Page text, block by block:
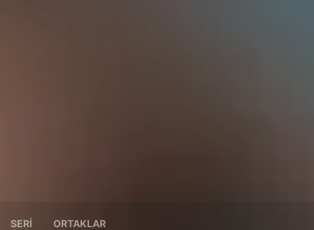
SERI ORTAKLAR